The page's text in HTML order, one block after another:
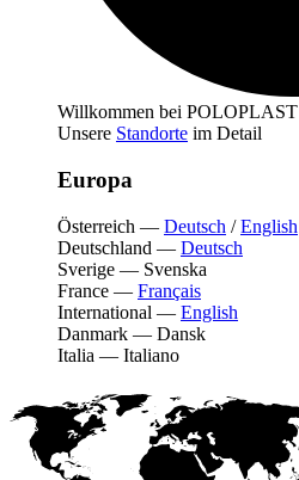
Willkommen bei POLOPLAST
Unsere Standorte im Detail
Europa
Österreich — Deutsch /English
Deutschland — Deutsch
Sverige — Svenska
France — Français
International — English
Danmark — Dansk
Italia — Italiano